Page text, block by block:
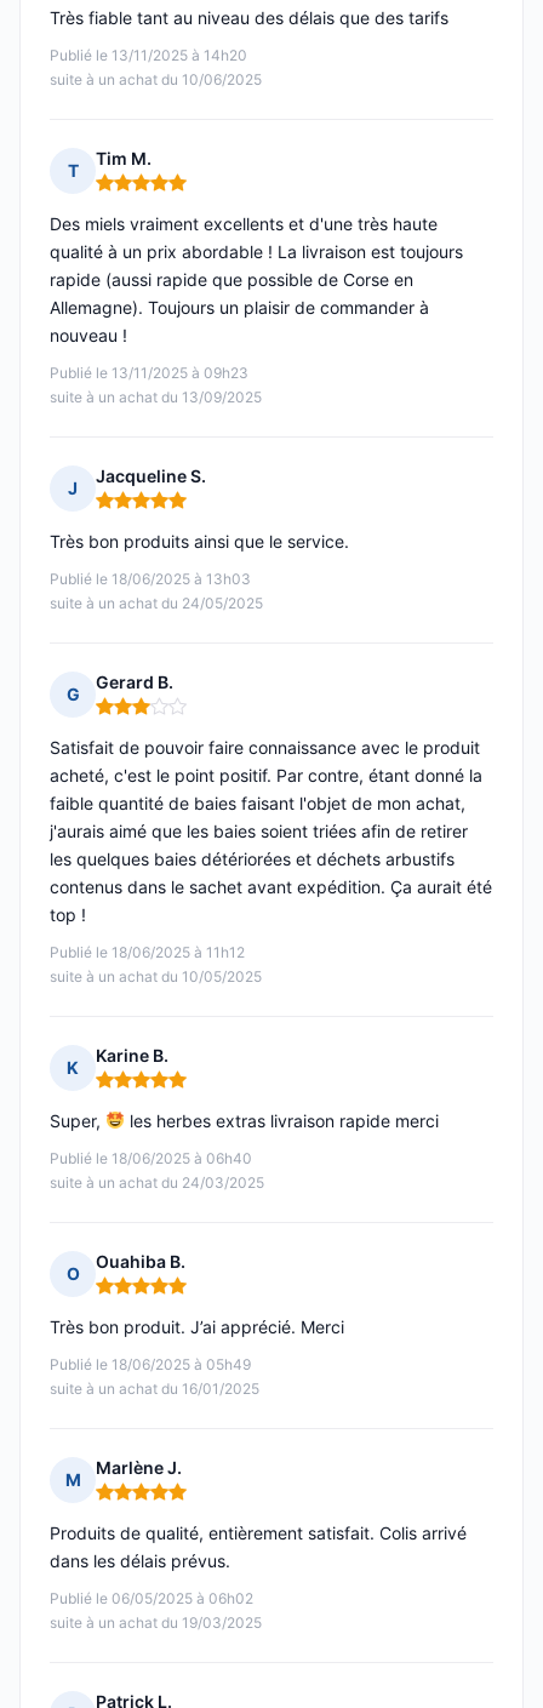
Publié le 13/11/2025 à 14h20
suite à un achat du 10/06/2025
Très fiable tant au niveau des délais que des tarifs
T
Tim M.
Note : 5 sur 5
Publié le 13/11/2025 à 09h23
suite à un achat du 13/09/2025
Des miels vraiment excellents et d'une très haute
qualité à un prix abordable ! La livraison est toujours
rapide (aussi rapide que possible de Corse en
Allemagne). Toujours un plaisir de commander à
nouveau !
J
Jacqueline S.
Note : 5 sur 5
Publié le 18/06/2025 à 13h03
suite à un achat du 24/05/2025
Très bon produits ainsi que le service.
G
Gerard B.
Note : 3 sur 5
Publié le 18/06/2025 à 11h12
suite à un achat du 10/05/2025
Satisfait de pouvoir faire connaissance avec le produit
acheté, c'est le point positif. Par contre, étant donné la
faible quantité de baies faisant l'objet de mon achat,
j'aurais aimé que les baies soient triées afin de retirer
les quelques baies détériorées et déchets arbustifs
contenus dans le sachet avant expédition. Ça aurait été
top !
K
Karine B.
Note : 5 sur 5
Publié le 18/06/2025 à 06h40
suite à un achat du 24/03/2025
Super, les herbes extras livraison rapide merci
O
Ouahiba B.
Note : 5 sur 5
Publié le 18/06/2025 à 05h49
suite à un achat du 16/01/2025
Très bon produit. J’ai apprécié. Merci
M
Marlène J.
Note : 5 sur 5
Publié le 06/05/2025 à 06h02
suite à un achat du 19/03/2025
Produits de qualité, entièrement satisfait. Colis arrivé
dans les délais prévus.
Patrick L.